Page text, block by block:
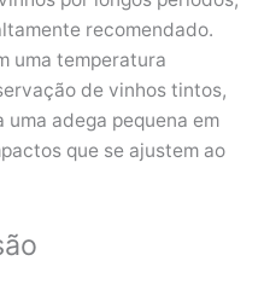
recomendado.
uma temperatura
de vinhos tintos,
uma adega pequena em
que se ajustem ao